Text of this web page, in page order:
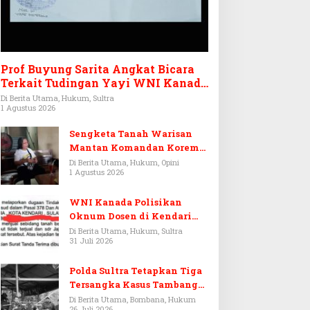
Prof Buyung Sarita Angkat Bicara
Terkait Tudingan Yayi WNI Kanada
Ditagih Utang Rp3,6 Miliar
Di Berita Utama, Hukum, Sultra
1 Agustus 2026
Sengketa Tanah Warisan
Mantan Komandan Korem
143/HO, Ketika Warisan
Menjadi Arena Pemerasan
Di Berita Utama, Hukum, Opini
1 Agustus 2026
WNI Kanada Polisikan
Oknum Dosen di Kendari
Terkait Aset Puluhan Miliar
Di Berita Utama, Hukum, Sultra
31 Juli 2026
Polda Sultra Tetapkan Tiga
Tersangka Kasus Tambang
Emas Ilegal di Bombana
Di Berita Utama, Bombana, Hukum